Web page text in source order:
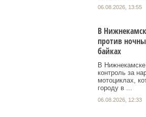
06.08.2026, 13:55
В
против
байках
В
контроль за
мотоциклах,
городу в ...
06.08.2026, 12:33